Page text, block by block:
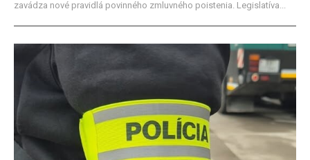
zavádza nové pravidlá povinného zmluvného poistenia. Legislatíva...